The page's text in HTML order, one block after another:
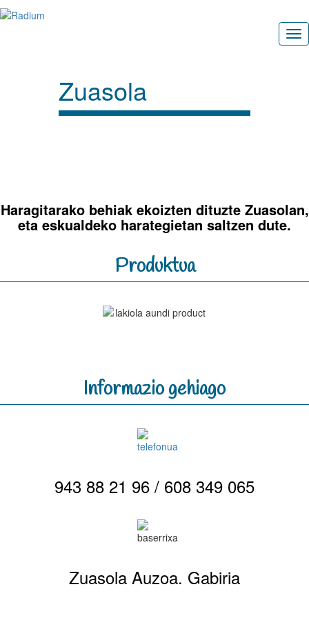
Zuasola
Haragitarako behiak ekoizten dituzte Zuasolan,
eta eskualdeko harategietan saltzen dute.
Produktua
Informazio gehiago
943 88 21 96 / 608 349 065
Zuasola Auzoa. Gabiria